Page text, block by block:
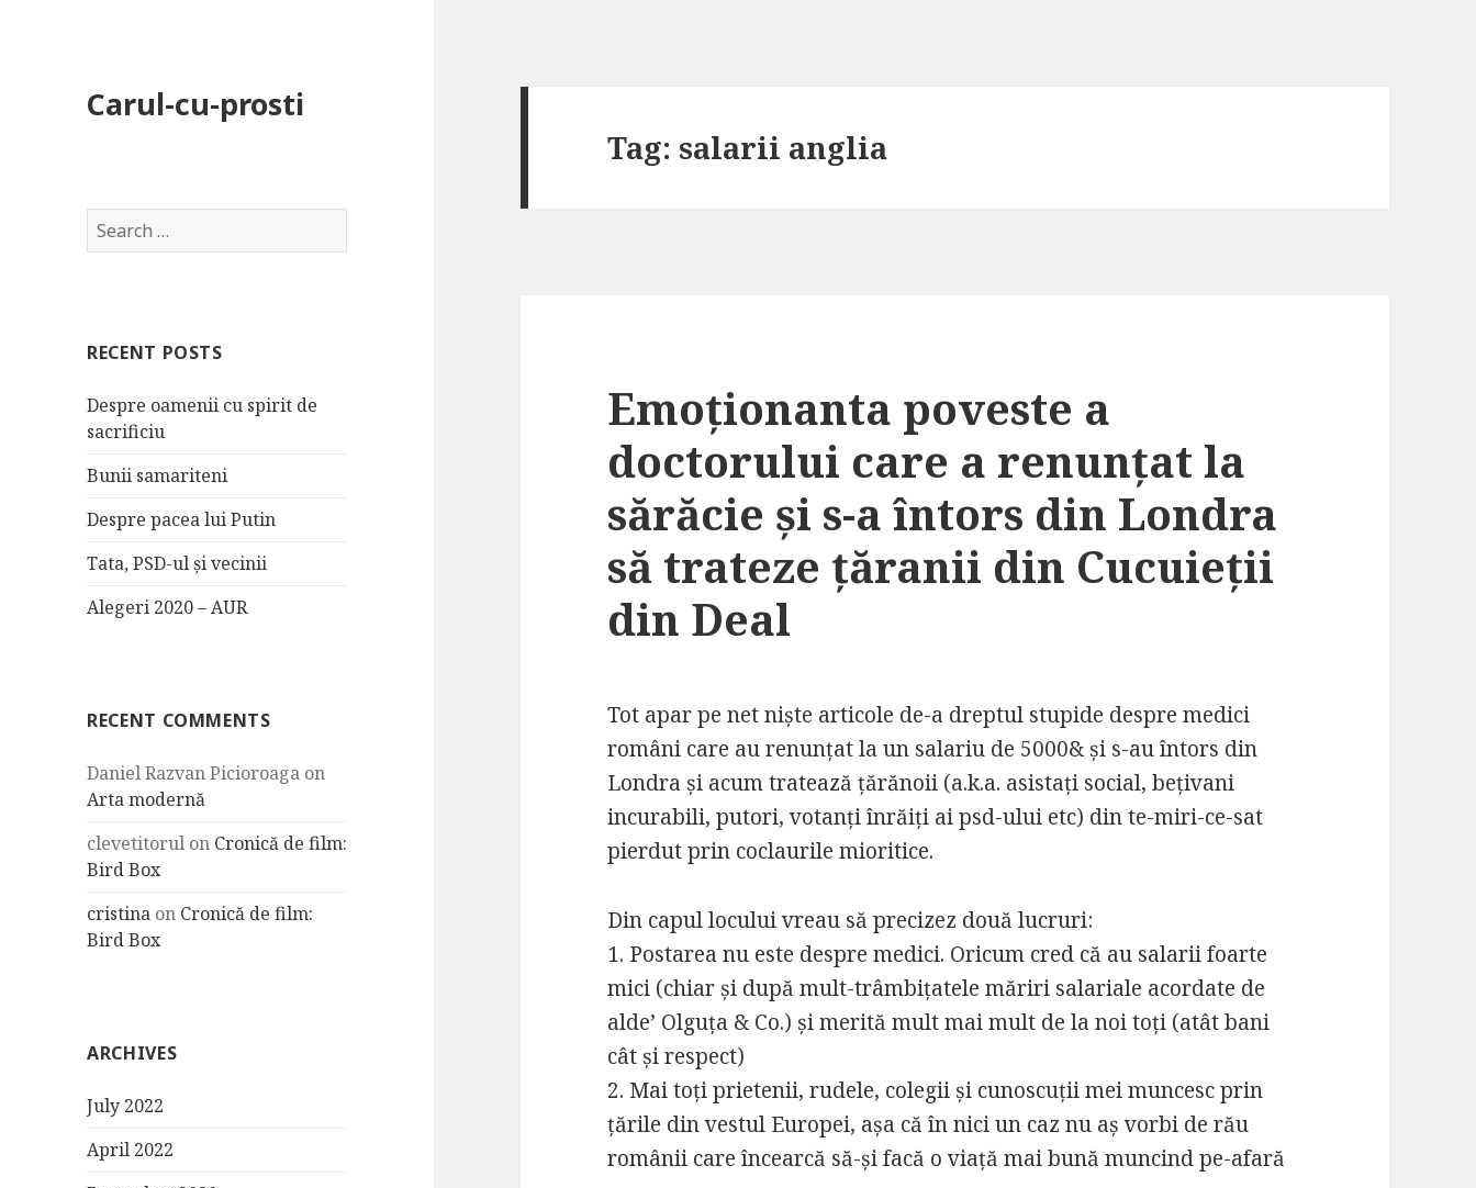
Carul-cu-prosti
S
e
h
o
r
RECENT POSTS
Despre oamenii cu spirit de
sacrificiu
Bunii samariteni
Despre pacea lui Putin
Tata, PSD-ul și vecinii
Alegeri 2020 – AUR
RECENT COMMENTS
Daniel Razvan Picioroaga on
Arta modernă
clevetitorul on Cronică de film:
Bird Box
cristina on Cronică de film:
Bird Box
ARCHIVES
July 2022
April 2022
Tag: salarii anglia
Emoționanta poveste a
doctorului care a renunțat la
sărăcie și s-a întors din Londra
să trateze țăranii din Cucuieții
din Deal
Tot apar pe net niște articole de-a dreptul stupide despre medici
români care au renunțat la un salariu de 5000& și s-au întors din
Londra și acum tratează țărănoii (a.k.a. asistați social, bețivani
incurabili, putori, votanți înrăiți ai psd-ului etc) din te-miri-ce-sat
pierdut prin coclaurile mioritice.
Din capul locului vreau să precizez două lucruri:
1. Postarea nu este despre medici. Oricum cred că au salarii foarte
mici (chiar și după mult-trâmbițatele măriri salariale acordate de
alde’ Olguța & Co.) și merită mult mai mult de la noi toți (atât bani
cât și respect)
2. Mai toți prietenii, rudele, colegii și cunoscuții mei muncesc prin
țările din vestul Europei, așa că în nici un caz nu aș vorbi de rău
românii care încearcă să-și facă o viață mai bună muncind pe-afară